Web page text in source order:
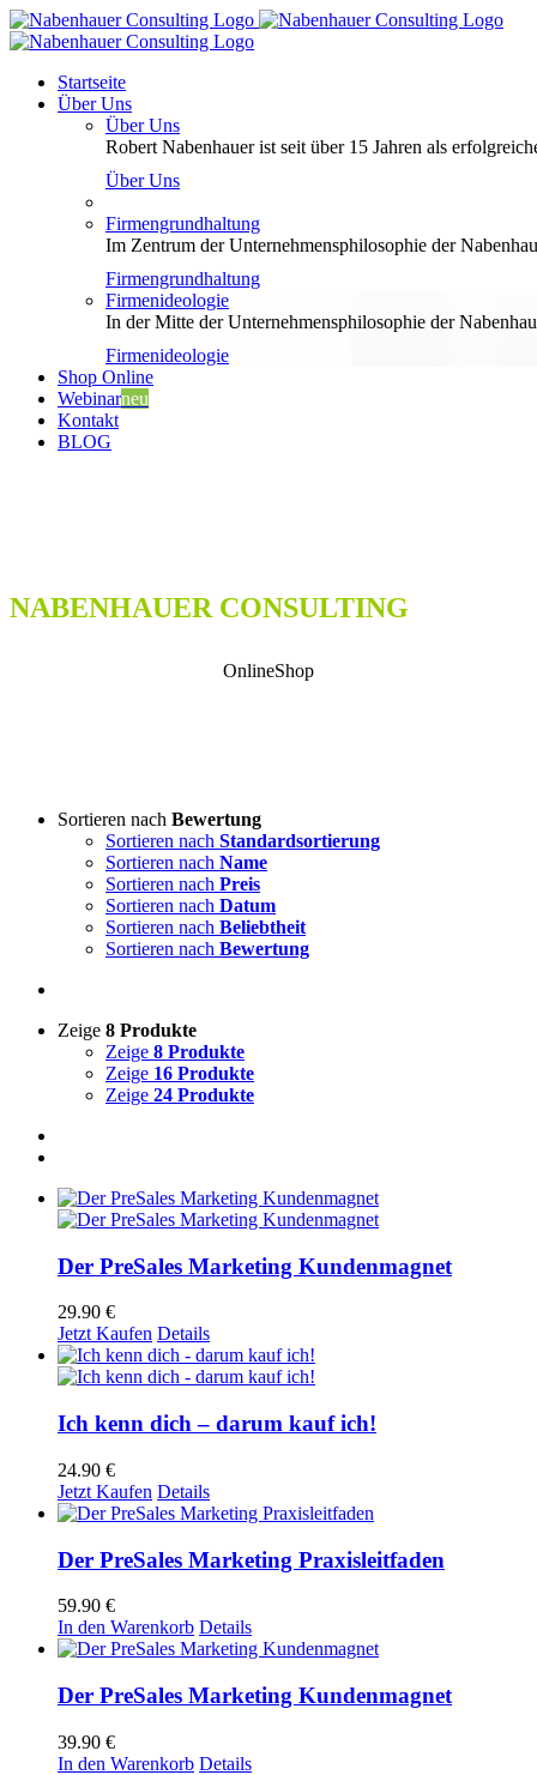
Zum
Inhalt
Startseite
Über Uns
Über Uns
Robert Nabenhauer ist seit über 15 Jahren als
Über Uns
Firmengrundhaltung
Im Zentrum der Unternehmensphilosophie der
Firmengrundhaltung
Firmenideologie
In der Mitte der Unternehmensphilosophie der
Firmenideologie
Shop Online
Webinarneu
Kontakt
BLOG
NABENHAUER CONSULTING
OnlineShop
Sortieren nach Bewertung
Sortieren nach Standardsortierung
Sortieren nach Name
Sortieren nach Preis
Sortieren nach Datum
Sortieren nach Beliebtheit
Sortieren nach Bewertung
Zeige 8 Produkte
Zeige 8 Produkte
Zeige 16 Produkte
Zeige 24 Produkte
Der PreSales Marketing Kundenmagnet
29.90 €
Jetzt Kaufen Details
Ich kenn dich – darum kauf ich!
24.90 €
Jetzt Kaufen Details
Der PreSales Marketing Praxisleitfaden
59.90 €
In den Warenkorb Details
Der PreSales Marketing Kundenmagnet
39.90 €
In den Warenkorb Details